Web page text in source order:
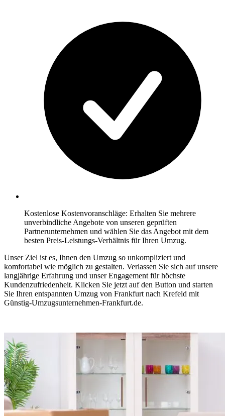
Kostenlose Kostenvoranschläge: Erhalten Sie mehrere
unverbindliche Angebote von unseren geprüften
Partnerunternehmen und wählen Sie das Angebot mit dem
besten Preis-Leistungs-Verhältnis für Ihren Umzug.
Unser Ziel ist es, Ihnen den Umzug so unkompliziert und
komfortabel wie möglich zu gestalten. Verlassen Sie sich auf unsere
langjährige Erfahrung und unser Engagement für höchste
Kundenzufriedenheit. Klicken Sie jetzt auf den Button und starten
Sie Ihren entspannten Umzug von Frankfurt nach Krefeld mit
Günstig-Umzugsunternehmen-Frankfurt.de.